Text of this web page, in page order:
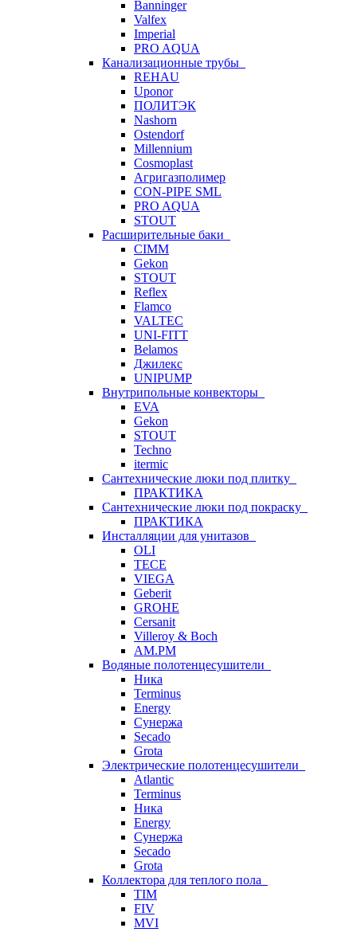
Banninger
Valfex
Imperial
PRO AQUA
Канализационные трубы
REHAU
Uponor
ПОЛИТЭК
Nashorn
Ostendorf
Millennium
Cosmoplast
Агригазполимер
CON-PIPE SML
PRO AQUA
STOUT
Расширительные баки
CIMM
Gekon
STOUT
Reflex
Flamco
VALTEC
UNI-FITT
Belamos
Джилекс
UNIPUMP
Внутрипольные конвекторы
EVA
Gekon
STOUT
Techno
itermic
Сантехнические люки под плитку
ПРАКТИКА
Сантехнические люки под покраску
ПРАКТИКА
Инсталляции для унитазов
OLI
TECE
VIEGA
Geberit
GROHE
Cersanit
Villeroy & Boch
AM.PM
Водяные полотенцесушители
Ника
Terminus
Energy
Сунержа
Secado
Grota
Электрические полотенцесушители
Atlantic
Terminus
Ника
Energy
Сунержа
Secado
Grota
Коллектора для теплого пола
TIM
FIV
MVI